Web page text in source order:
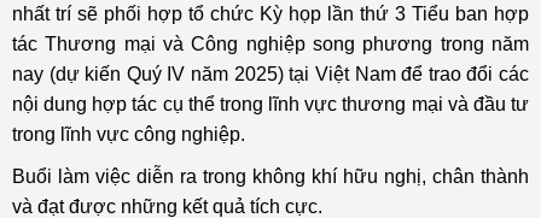
nhất trí sẽ phối hợp tổ chức Kỳ họp lần thứ 3 Tiểu ban hợp
tác Thương mại và Công nghiệp song phương trong năm
nay (dự kiến Quý IV năm 2025) tại Việt Nam để trao đổi các
nội dung hợp tác cụ thể trong lĩnh vực thương mại và đầu tư
trong lĩnh vực công nghiệp.
Buổi làm việc diễn ra trong không khí hữu nghị, chân thành
và đạt được những kết quả tích cực.